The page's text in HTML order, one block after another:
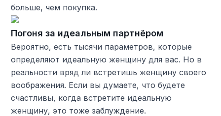
больше, чем покупка.
Погоня за идеальным партнёром
Вероятно, есть тысячи параметров, которые
определяют идеальную женщину для вас. Но в
реальности вряд ли встретишь женщину своего
воображения. Если вы думаете, что будете
счастливы, когда встретите идеальную
женщину, это тоже заблуждение.